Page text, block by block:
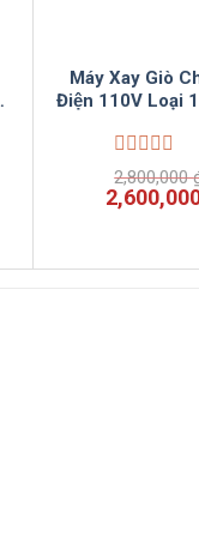
Máy Xay Giò
Điện 110V Loại
Được
xếp
hạng
sao
2,800,000
Giá
gốc